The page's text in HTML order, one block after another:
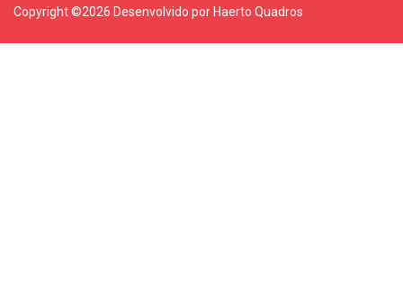
Copyright ©2026 Desenvolvido por Haerto Quadros